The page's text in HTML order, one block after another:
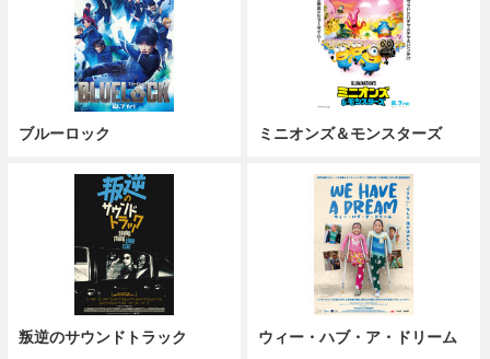
ブルーロック ミニオンズ＆モンスターズ
叛逆のサウンドトラック ウィー・ハブ・ア・ドリーム